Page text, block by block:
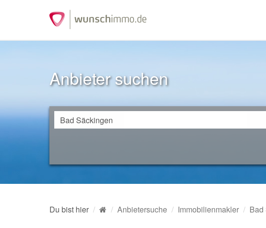
Anbieter suchen
Du bist hier Anbietersuche Immobilienmakler Bad